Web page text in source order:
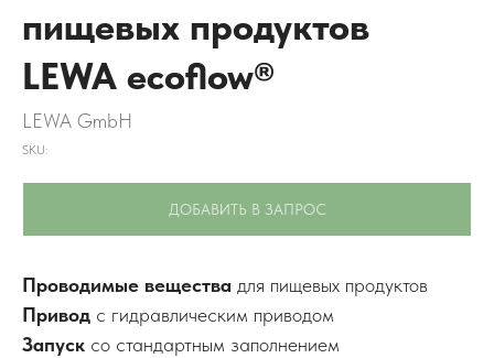
пищевых продуктов
LEWA ecoflow®
LEWA GmbH
SKU:
ДОБАВИТЬ В ЗАПРОС
Проводимые вещества для пищевых продуктов
Привод с гидравлическим приводом
Запуск со стандартным заполнением